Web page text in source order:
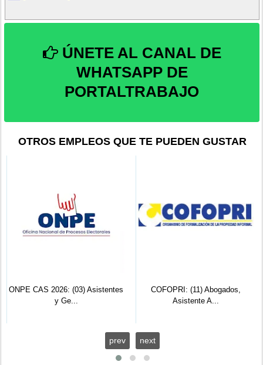
ÚNETE AL CANAL DE
WHATSAPP DE
PORTALTRABAJO
OTROS EMPLEOS QUE TE PUEDEN GUSTAR
ONPE CAS 2026: (03) Asistentes
y Ge...
COFOPRI: (11) Abogados,
Asistente A...
prev next